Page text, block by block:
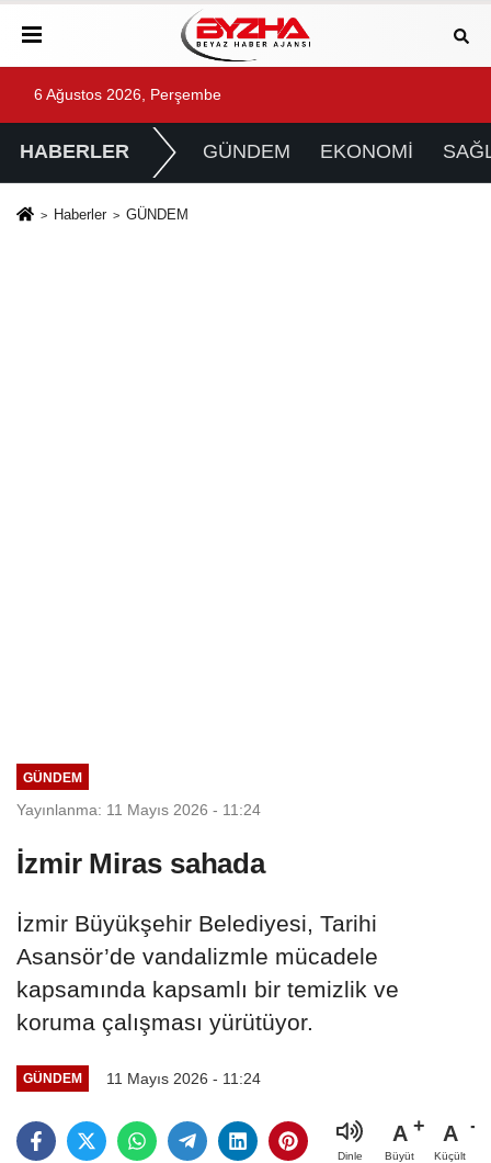
6 Ağustos 2026, Perşembe
HABERLER GÜNDEM EKONOMİ
Haberler GÜNDEM
GÜNDEM
Yayınlanma: 11 Mayıs 2026 - 11:24
İzmir Miras sahada
İzmir Büyükşehir Belediyesi, Tarihi
Asansör’de vandalizmle mücadele
kapsamında kapsamlı bir temizlik ve
koruma çalışması yürütüyor.
GÜNDEM 11 Mayıs 2026 - 11:24
Dinle
A
Büyüt
A
Küçült